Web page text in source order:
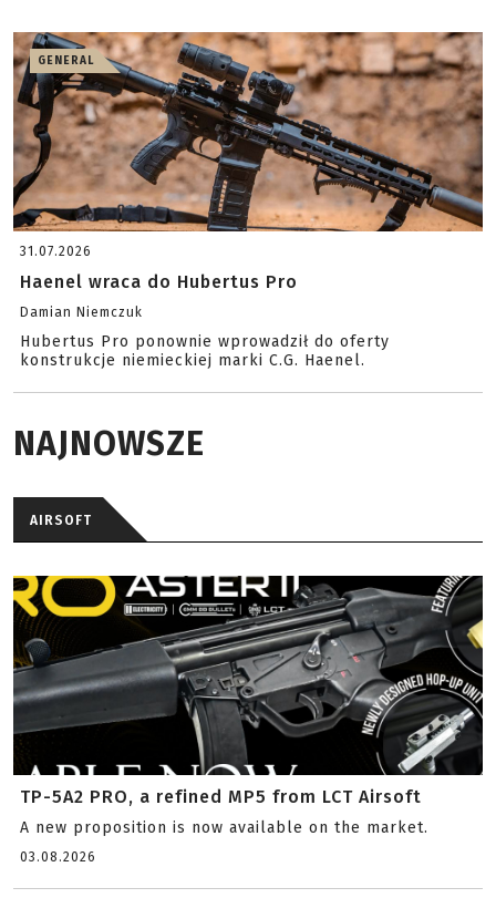
GENERAL
31.07.2026
Haenel wraca do Hubertus Pro
Damian Niemczuk
Hubertus Pro ponownie wprowadził do oferty
konstrukcje niemieckiej marki C.G. Haenel.
NAJNOWSZE
AIRSOFT
TP-5A2 PRO, a refined MP5 from LCT Airsoft
A new proposition is now available on the market.
03.08.2026